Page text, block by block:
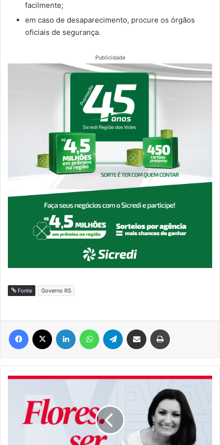
facilmente;
em caso de desaparecimento, procure os órgãos
oficiais de segurança.
Publicidade
Fonte Governo RS
Facebook Linkedin WhatsAppTelegram Compartilhar via e-mail
#Flores.Ser
Janeiro!